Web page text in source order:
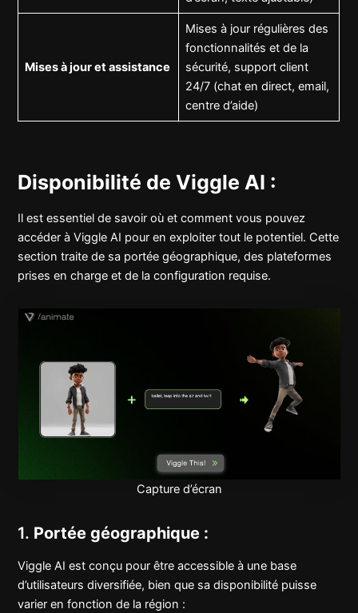
Mises à jour et assistance
Mises à jour régulières des
fonctionnalités et de la
sécurité, support client
24/7 (chat en direct, email,
centre d’aide)
Disponibilité de Viggle AI :
Il est essentiel de savoir où et comment vous pouvez
accéder à Viggle AI pour en exploiter tout le potentiel. Cette
section traite de sa portée géographique, des plateformes
prises en charge et de la configuration requise.
Capture d’écran
1. Portée géographique :
Viggle AI est conçu pour être accessible à une base
d’utilisateurs diversifiée, bien que sa disponibilité puisse
varier en fonction de la région :